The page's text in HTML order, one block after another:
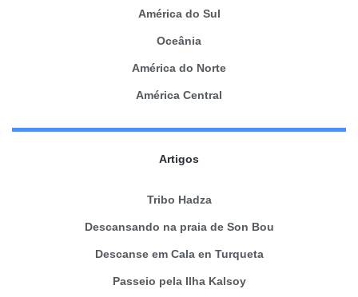
América do Sul
Oceânia
América do Norte
América Central
Artigos
Tribo Hadza
Descansando na praia de Son Bou
Descanse em Cala en Turqueta
Passeio pela Ilha Kalsoy